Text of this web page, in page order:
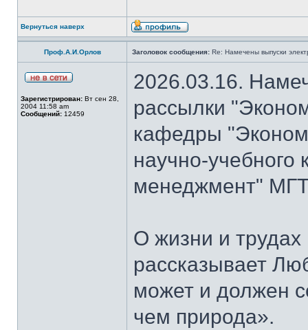
Вернуться наверх
Проф.А.И.Орлов Заголовок сообщения: Re: Намечены выпуски
Зарегистрирован: Вт сен 28,
2004 11:58 am
Сообщений: 12459
2026.03.16.
рассылки
кафедры
научно-
менеджмент"
О жизни и
рассказывает
может и должен
чем природа».